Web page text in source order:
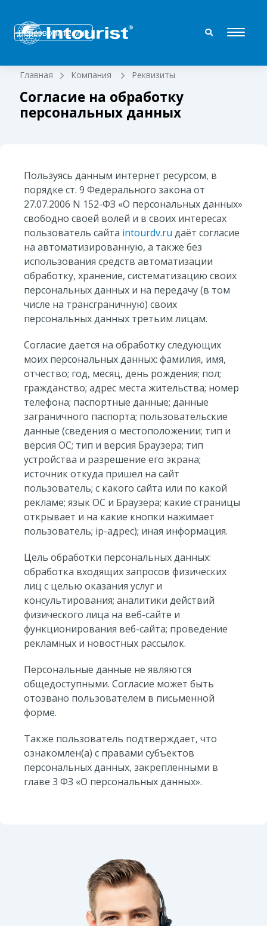
Перезвоните мне
Главная Компания Реквизиты
Согласие на обработку
персональных данных
Пользуясь данным интернет ресурсом, в
порядке ст. 9 Федерального закона от
27.07.2006 N 152-ФЗ «О персональных данных»
свободно своей волей и в своих интересах
пользователь сайта intourdv.ru даёт согласие
на автоматизированную, а также без
использования средств автоматизации
обработку, хранение, систематизацию своих
персональных данных и на передачу (в том
числе на трансграничную) своих
персональных данных третьим лицам.
Согласие дается на обработку следующих
моих персональных данных: фамилия, имя,
отчество; год, месяц, день рождения; пол;
гражданство; адрес места жительства; номер
телефона; паспортные данные; данные
заграничного паспорта; пользовательские
данные (сведения о местоположении; тип и
версия ОС; тип и версия Браузера; тип
устройства и разрешение его экрана;
источник откуда пришел на сайт
пользователь; с какого сайта или по какой
рекламе; язык ОС и Браузера; какие страницы
открывает и на какие кнопки нажимает
пользователь; ip-адрес); иная информация.
Цель обработки персональных данных:
обработка входящих запросов физических
лиц с целью оказания услуг и
консультирования; аналитики действий
физического лица на веб-сайте и
функционирования веб-сайта; проведение
рекламных и новостных рассылок.
Персональные данные не являются
общедоступными. Согласие может быть
отозвано пользователем в письменной
форме.
Также пользователь подтверждает, что
ознакомлен(а) с правами субъектов
персональных данных, закрепленными в
главе 3 ФЗ «О персональных данных».